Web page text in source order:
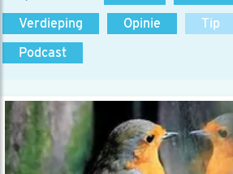
Verdieping
Opinie Tip
Podcast